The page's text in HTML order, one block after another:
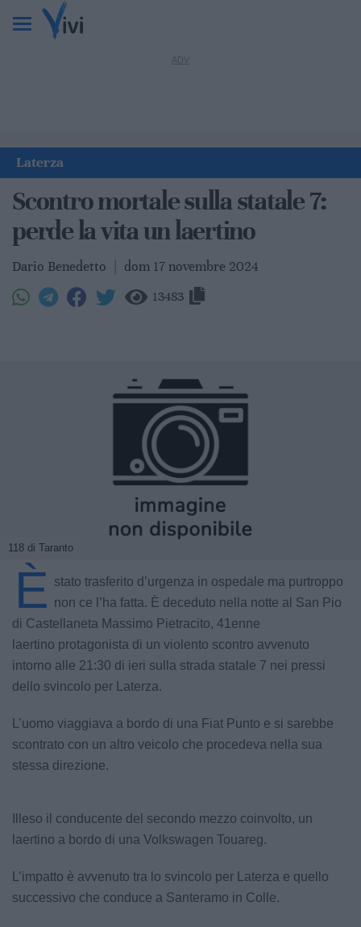
Laterza
Scontro mortale sulla statale 7:
perde la vita un laertino
Dario Benedetto dom 17 novembre 2024
13483
118 di Taranto
È stato trasferito d’urgenza in ospedale ma purtroppo
non ce l’ha fatta. È deceduto nella notte al San Pio
di Castellaneta Massimo Pietracito, 41enne
laertino protagonista di un violento scontro avvenuto
intorno alle 21:30 di ieri sulla strada statale 7 nei pressi
dello svincolo per Laterza.
L’uomo viaggiava a bordo di una Fiat Punto e si sarebbe
scontrato con un altro veicolo che procedeva nella sua
stessa direzione.
Illeso il conducente del secondo mezzo coinvolto, un
laertino a bordo di una Volkswagen Touareg.
L’impatto è avvenuto tra lo svincolo per Laterza e quello
successivo che conduce a Santeramo in Colle.